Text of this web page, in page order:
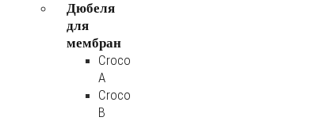
Дюбеля
для
мембран
Croco
A
Croco
B